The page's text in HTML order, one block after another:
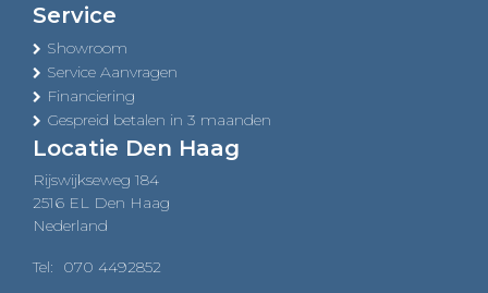
Service
Showroom
Service Aanvragen
Financiering
Gespreid betalen in 3 maanden
Locatie Den Haag
Rijswijkseweg 184
2516 EL Den Haag
Nederland
Tel: 070 4492852